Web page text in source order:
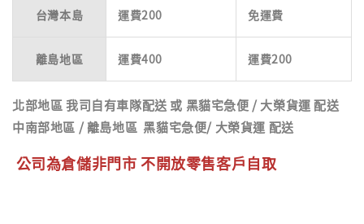
台灣本島 運費200 免運費
離島地區 運費400 運費200
北部地區 我司自有車隊配送 或 黑貓宅急便 / 大榮貨運 配送
中南部地區 /離島地區 黑貓宅急便/ 大榮貨運 配送
公司為倉儲非門市 不開放零售客戶自取